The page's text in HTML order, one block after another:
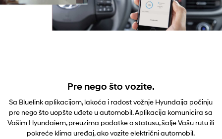
Pre nego što vozite.
Sa Bluelink aplikacijom, lakoća i radost vožnje Hyundaija počinju
pre nego što uopšte uđete u automobil. Aplikacija komunicira sa
Vašim Hyundaiem, preuzima podatke o statusu, šalje Vašu rutu ili
pokreće klima uređaj, ako vozite električni automobil.